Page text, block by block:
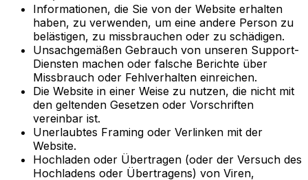
Informationen, die Sie von der Website erhalten
haben, zu verwenden, um eine andere Person zu
belästigen, zu missbrauchen oder zu schädigen.
Unsachgemäßen Gebrauch von unseren Support-
Diensten machen oder falsche Berichte über
Missbrauch oder Fehlverhalten einreichen.
Die Website in einer Weise zu nutzen, die nicht mit
den geltenden Gesetzen oder Vorschriften
vereinbar ist.
Unerlaubtes Framing oder Verlinken mit der
Website.
Hochladen oder Übertragen (oder der Versuch des
Hochladens oder Übertragens) von Viren,